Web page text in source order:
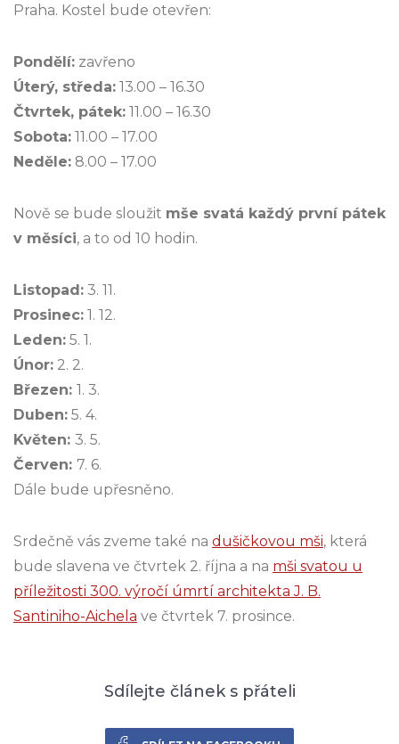
Praha. Kostel bude otevřen:
Pondělí: zavřeno
Úterý, středa: 13.00 – 16.30
Čtvrtek, pátek: 11.00 – 16.30
Sobota: 11.00 – 17.00
Neděle: 8.00 – 17.00
Nově se bude sloužit mše svatá každý první pátek
v měsíci, a to od 10 hodin.
Listopad: 3. 11.
Prosinec: 1. 12.
Leden: 5. 1.
Únor: 2. 2.
Březen: 1. 3.
Duben: 5. 4.
Květen: 3. 5.
Červen: 7. 6.
Dále bude upřesněno.
Srdečně vás zveme také na dušičkovou mši, která
bude slavena ve čtvrtek 2. října a na mši svatou u
příležitosti 300. výročí úmrtí architekta J. B.
Santiniho-Aichela ve čtvrtek 7. prosince.
Sdílejte článek s přáteli